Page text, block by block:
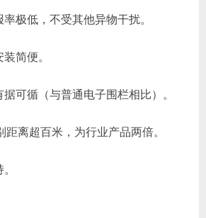
极低，不受其他异物干扰。
简便。
可循（与普通电子围栏相比）。
距离超百米，为行业产品两倍。